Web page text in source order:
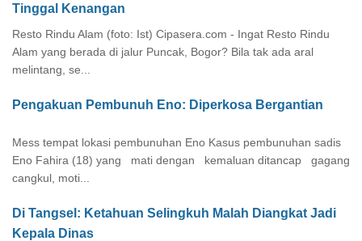
Tinggal Kenangan
Resto Rindu Alam (foto: Ist) Cipasera.com - Ingat Resto Rindu
Alam yang berada di jalur Puncak, Bogor? Bila tak ada aral
melintang, se...
Pengakuan Pembunuh Eno: Diperkosa Bergantian
Mess tempat lokasi pembunuhan Eno Kasus pembunuhan sadis
Eno Fahira (18) yang mati dengan kemaluan ditancap gagang
cangkul, moti...
Di Tangsel: Ketahuan Selingkuh Malah Diangkat Jadi
Kepala Dinas